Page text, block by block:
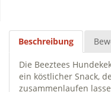
Beschreibung
Die Beeztees
ein köstlicher Snack,
zusammenlaufen